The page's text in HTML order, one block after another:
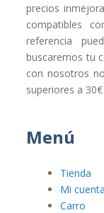
precios
compatibles
referencia
buscaremos tu
con nosotros
superiores a 30€
Menú
Tienda
Mi cuenta
Carro